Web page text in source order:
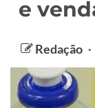
e
Redação